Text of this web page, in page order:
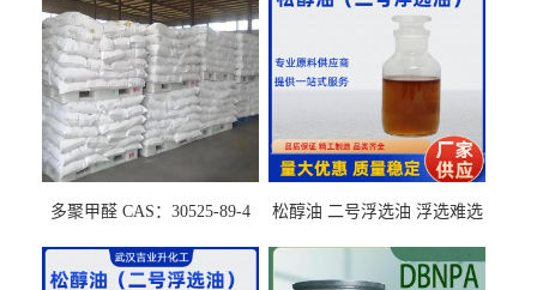
多聚甲醛 CAS：30525-89-4
松醇油 二号浮选油 浮选难选